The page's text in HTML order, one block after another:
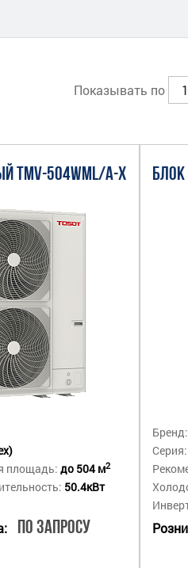
Показывать по
TMV-504WML/A-X
площадь: до 504 м2
50.4кВт
По запросу
БЛОК
Бренд:
Серия: